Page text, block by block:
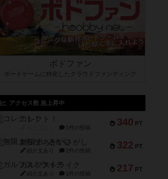
ボドファン
ボードゲームに特化したクラウドファンディング
アクセス数 急上昇中
340 PT
コレクト！
1件の投稿
322 PT
無限まちがいさがし
紹介文あり 2件の投稿
217 PT
ガルフストライク
紹介文あり 1件の投稿